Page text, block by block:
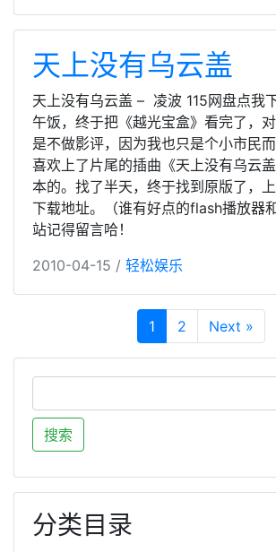
天上没有乌云盖
天上没有乌云盖 – 凌波 115网盘点我
午饭，终于把《越光宝盒》看完了，
是不做影评，因为我也只是个小市民
喜欢上了片尾的插曲《天上没有乌云
本的。找了半天，终于找到原版了，
下载地址。（谁有好点的flash播放器
站记得留言哈！
2010-04-15 / 轻松娱乐
1 2 Next »
分类目录